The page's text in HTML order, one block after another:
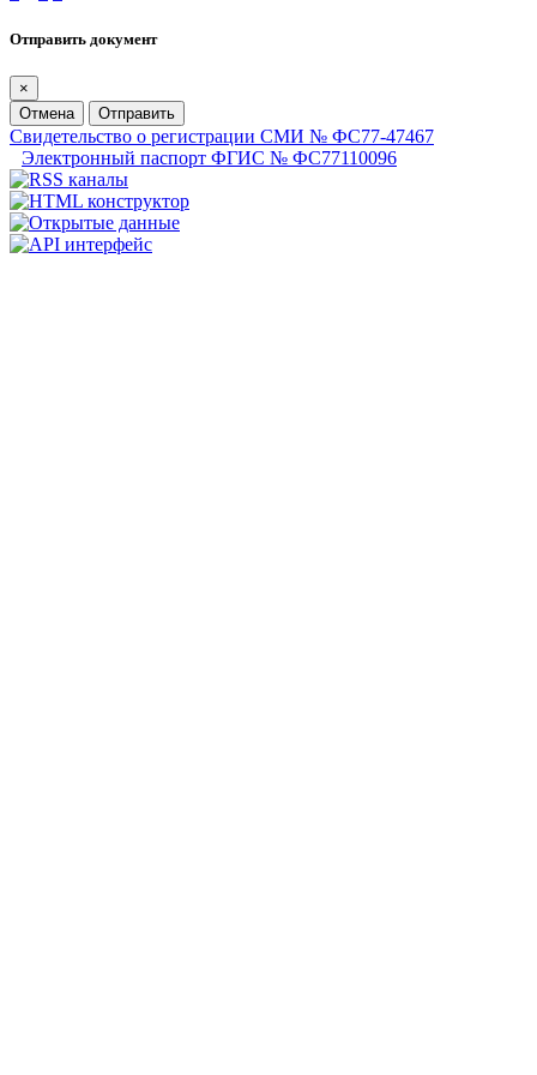
Отправить документ
×
Отмена
Отправить
Свидетельство о регистрации СМИ № ФС77-47467
Электронный паспорт ФГИС № ФС77110096